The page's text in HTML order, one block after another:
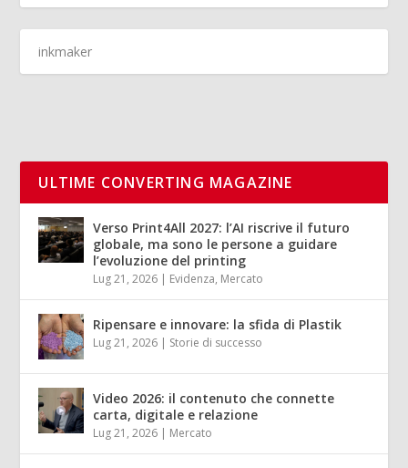
ULTIME CONVERTING MAGAZINE
Verso Print4All 2027: l’AI riscrive il futuro
globale, ma sono le persone a guidare
l’evoluzione del printing
Lug 21, 2026 | Evidenza, Mercato
Ripensare e innovare: la sfida di Plastik
Lug 21, 2026 | Storie di successo
Video 2026: il contenuto che connette
carta, digitale e relazione
Lug 21, 2026 | Mercato